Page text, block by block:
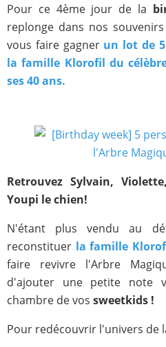
Pour ce 4ème jour de la
replonge dans nos
vous faire gagner un lot de
la famille Klorofil du
ses 40 ans.
Retrouvez Sylvain,
Youpi le chien!
N'étant plus vendu au
reconstituer la famille
faire revivre l'Arbre
d'ajouter une petite note
chambre de vos sweetkids !
Pour redécouvrir l'univers de